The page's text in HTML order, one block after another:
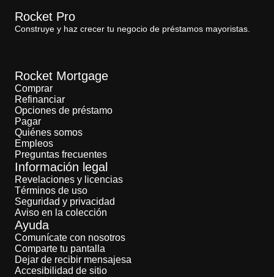
Rocket Pro
Construye y haz crecer tu negocio de préstamos mayoristas.
Rocket Mortgage
Comprar
Refinanciar
Opciones de préstamo
Pagar
Quiénes somos
Empleos
Preguntas frecuentes
Información legal
Revelaciones y licencias
Términos de uso
Seguridad y privacidad
Aviso en la colección
Ayuda
Comunícate con nosotros
Comparte tu pantalla
Dejar de recibir mensajesa
Accesibilidad de sitio